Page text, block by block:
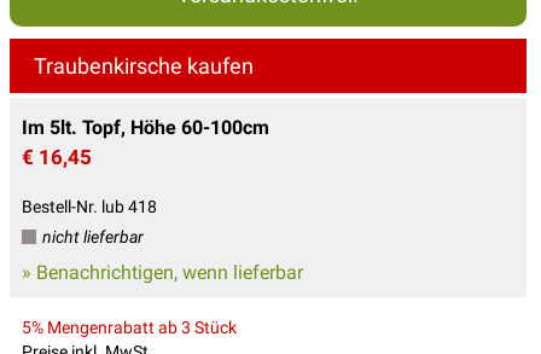
Traubenkirsche kaufen
Im 5lt. Topf, Höhe 60-100cm
€ 16,45
Bestell-Nr. lub 418
nicht lieferbar
» Benachrichtigen, wenn lieferbar
5% Mengenrabatt ab 3 Stück